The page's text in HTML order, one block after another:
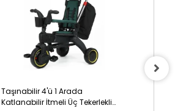
Taşınabilir 4'ü 1 Arada
Katlanabilir İtmeli Üç Tekerlekli